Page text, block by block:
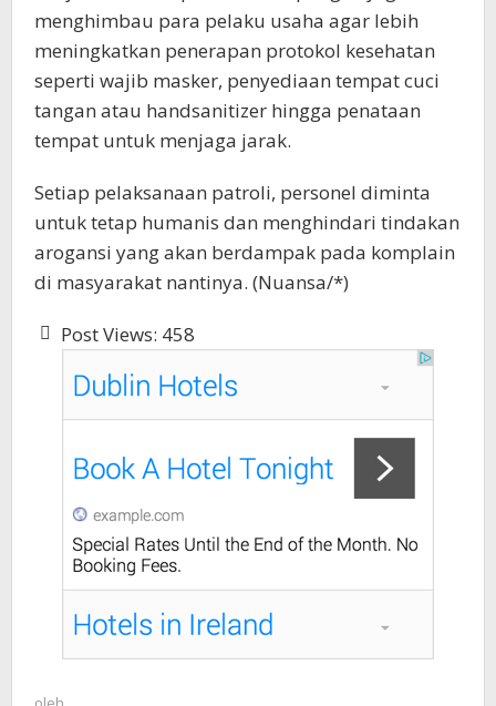
menghimbau para pelaku usaha agar lebih
meningkatkan penerapan protokol kesehatan
seperti wajib masker, penyediaan tempat cuci
tangan atau handsanitizer hingga penataan
tempat untuk menjaga jarak.
Setiap pelaksanaan patroli, personel diminta
untuk tetap humanis dan menghindari tindakan
arogansi yang akan berdampak pada komplain
di masyarakat nantinya. (Nuansa/*)
Post Views: 458